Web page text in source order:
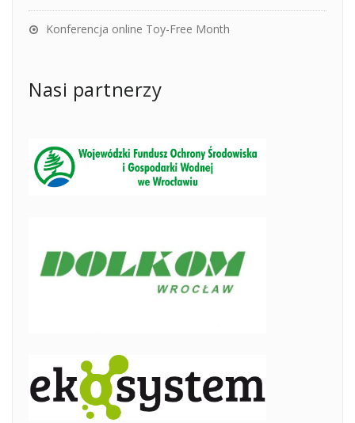
Konferencja online Toy-Free Month
Nasi partnerzy